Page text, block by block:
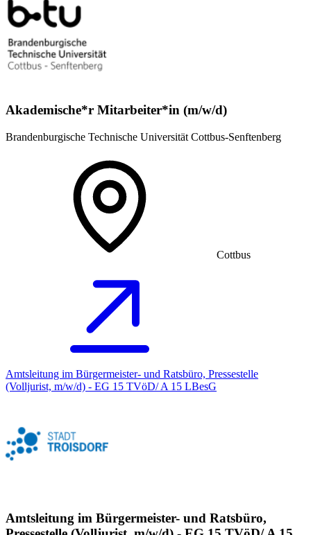
Akademische*r Mitarbeiter*in (m/w/d)
Brandenburgische Technische Universität Cottbus-Senftenberg
Cottbus
Amtsleitung im Bürgermeister- und Ratsbüro, Pressestelle
(Volljurist, m/w/d) - EG 15 TVöD/ A 15 LBesG
Amtsleitung im Bürgermeister- und Ratsbüro,